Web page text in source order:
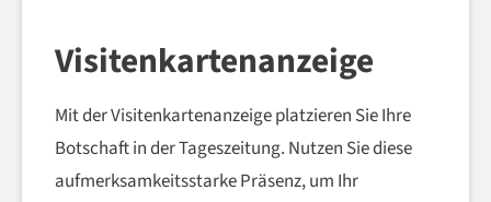
Visitenkartenanzeige
Mit der Visitenkartenanzeige platzieren Sie Ihre
Botschaft in der Tageszeitung. Nutzen Sie diese
aufmerksamkeitsstarke Präsenz, um Ihr